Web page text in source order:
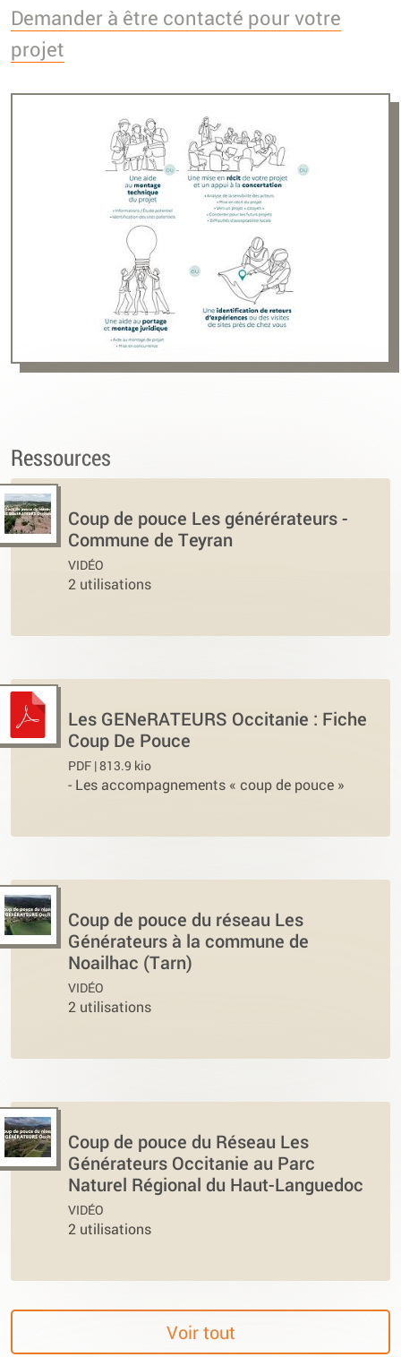
Demander à être contacté pour votre
projet
Ressources
Coup de pouce Les générérateurs -
Commune de Teyran
VIDÉO
2 utilisations
Les GENeRATEURS Occitanie : Fiche
Coup De Pouce
PDF | 813.9 kio
- Les accompagnements « coup de pouce »
Coup de pouce du réseau Les
Générateurs à la commune de
Noailhac (Tarn)
VIDÉO
2 utilisations
Coup de pouce du Réseau Les
Générateurs Occitanie au Parc
Naturel Régional du Haut-Languedoc
VIDÉO
2 utilisations
Voir tout